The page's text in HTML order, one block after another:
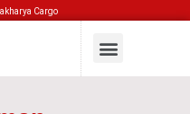
Cargo